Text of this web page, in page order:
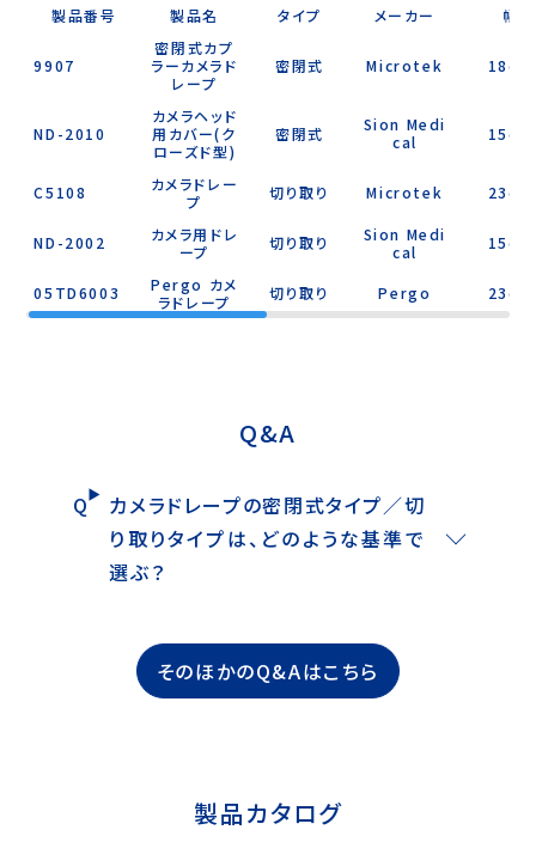
製品番号 製品名 タイプ メーカー 幅
9907
密閉式カプ
ラーカメラド
レープ
密閉式 Microtek 18cm
ND-2010
カメラヘッド
用カバー(ク
ローズド型)
密閉式
Sion Medi
cal
15cm
C5108
カメラドレー
プ
切り取り Microtek 23cm
ND-2002
カメラ用ドレ
ープ
切り取り
Sion Medi
cal
15cm
05TD6003
Pergo カメ
ラドレープ
切り取り Pergo 23cm
Q&A
カメラドレープの密閉式タイプ／切
り取りタイプは、どのような基準で
選ぶ？
そのほかのQ&Aはこちら
製品カタログ